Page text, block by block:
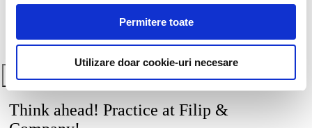
Permitere toate
Utilizare doar cookie-uri necesare
pentru mai multe detalii.
Think ahead! Practice at Filip &